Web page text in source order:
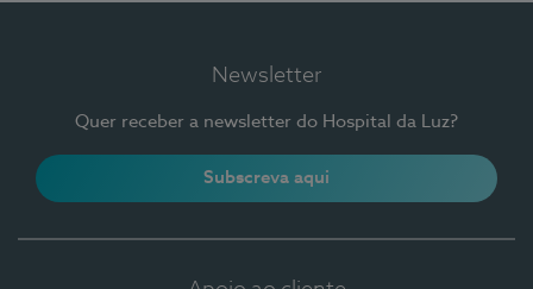
Newsletter
Quer receber a newsletter do Hospital da Luz?
Subscreva aqui